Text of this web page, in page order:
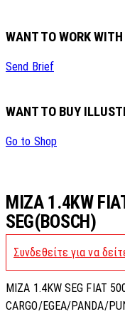
WANT TO WORK
Send Brief
WANT TO BUY
Go to Shop
MIZA 1.4KW
SEG(BOSCH)
Συνδεθείτε για να
MIZA 1.4KW SEG FIAT
CARGO/EGEA/PANDA/